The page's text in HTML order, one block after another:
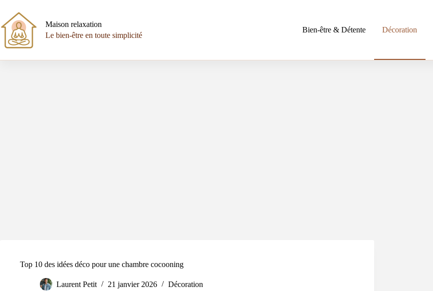
contenu
Maison relaxation
Le bien-être en toute simplicité
Bien-être & Détente Décoration
Top 10 des idées déco pour une chambre cocooning
Laurent Petit 21 janvier 2026 Décoration